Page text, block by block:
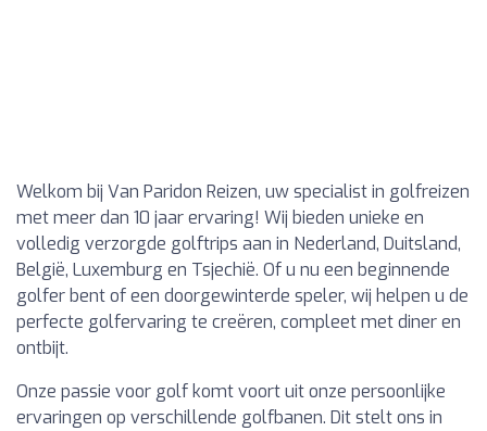
Welkom bij Van Paridon Reizen, uw specialist in golfreizen
met meer dan 10 jaar ervaring! Wij bieden unieke en
volledig verzorgde golftrips aan in Nederland, Duitsland,
België, Luxemburg en Tsjechië. Of u nu een beginnende
golfer bent of een doorgewinterde speler, wij helpen u de
perfecte golfervaring te creëren, compleet met diner en
ontbijt.
Onze passie voor golf komt voort uit onze persoonlijke
ervaringen op verschillende golfbanen. Dit stelt ons in